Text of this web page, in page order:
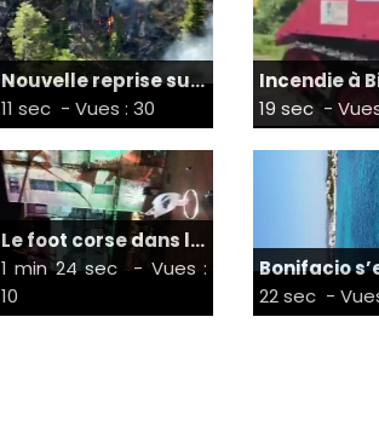
Nouvelle reprise su...
11 sec - Vues : 30
Incendie à
19 sec -
Le foot corse dans l...
1 min 24 sec - Vues :
10
Bonifacio
22 sec -